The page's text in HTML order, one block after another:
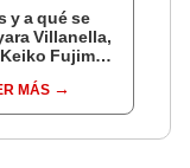
y a qué se
Villanella,
Fujimori
MÁS